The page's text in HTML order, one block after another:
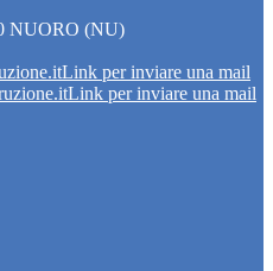
NUORO (NU)
Link per inviare una mail
Link per inviare una mail